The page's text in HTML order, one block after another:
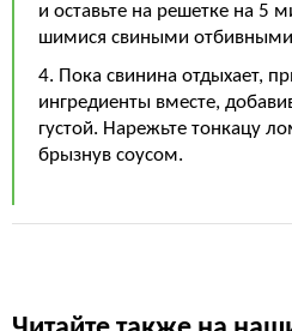
и оставьте на решетке на 5
шимися свиными
4. Пока свинина отдыхает,
ингредиенты вместе,
густой. Нарежьте тонкацу
брызнув соусом.